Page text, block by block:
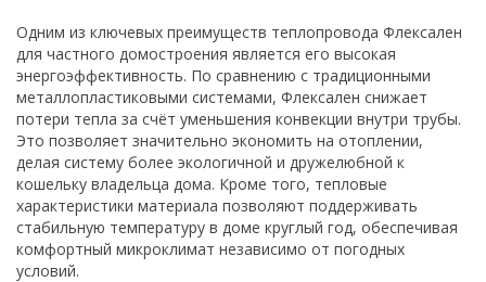
Одним из ключевых преимуществ теплопровода Флексален
для частного домостроения является его высокая
энергоэффективность. По сравнению с традиционными
металлопластиковыми системами, Флексален снижает
потери тепла за счёт уменьшения конвекции внутри трубы.
Это позволяет значительно экономить на отоплении,
делая систему более экологичной и дружелюбной к
кошельку владельца дома. Кроме того, тепловые
характеристики материала позволяют поддерживать
стабильную температуру в доме круглый год, обеспечивая
комфортный микроклимат независимо от погодных
условий.